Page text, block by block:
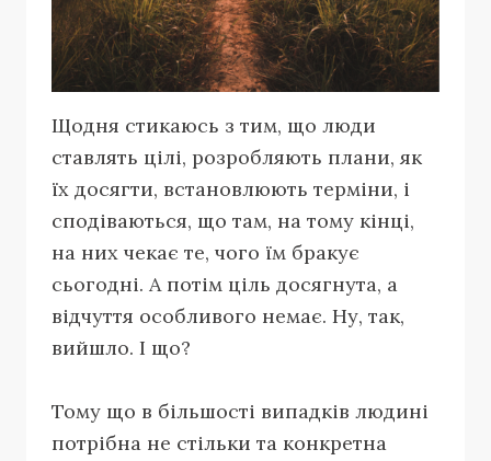
Щодня стикаюсь з тим, що люди
ставлять цілі, розробляють плани, як
їх досягти, встановлюють терміни, і
сподіваються, що там, на тому кінці,
на них чекає те, чого їм бракує
сьогодні. А потім ціль досягнута, а
відчуття особливого немає. Ну, так,
вийшло. І що?
Тому що в більшості випадків людині
потрібна не стільки та конкретна